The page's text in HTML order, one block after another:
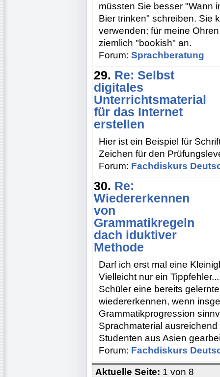
müssten Sie besser "Wann
Bier trinken" schreiben. Sie
verwenden; für meine
ziemlich "bookish" an.
Forum: Sprachberatung
29. Re: Selbst
digitales
Unterrichtsmaterial
für das Internet
erstellen
Hier ist ein Beispiel für
Zeichen für den
Forum: Fachdiskurs
30. Re:
Wiedererkennen
von
Grammatikregeln
dach iduktiver
Methode
Darf ich erst mal eine
Vielleicht nur ein
Schüler eine bereits
wiedererkennen, wenn
Grammatikprogression
Sprachmaterial
Studenten aus Asien
Forum: Fachdiskurs
Aktuelle Seite: 1 von 8